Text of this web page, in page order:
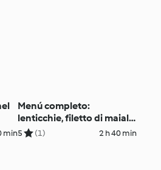
min
Menú completo:
lenticchie, filetto di maiale
e verdure
5 (1) 2 h 40 min